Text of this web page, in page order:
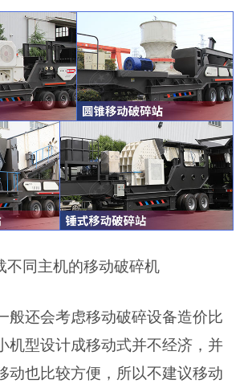
不同主机的移动破碎机
般还会考虑移动破碎设备造价比
机型设计成移动式并不经济，并
动也比较方便，所以不建议移动